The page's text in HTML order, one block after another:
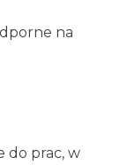
na
do prac, w